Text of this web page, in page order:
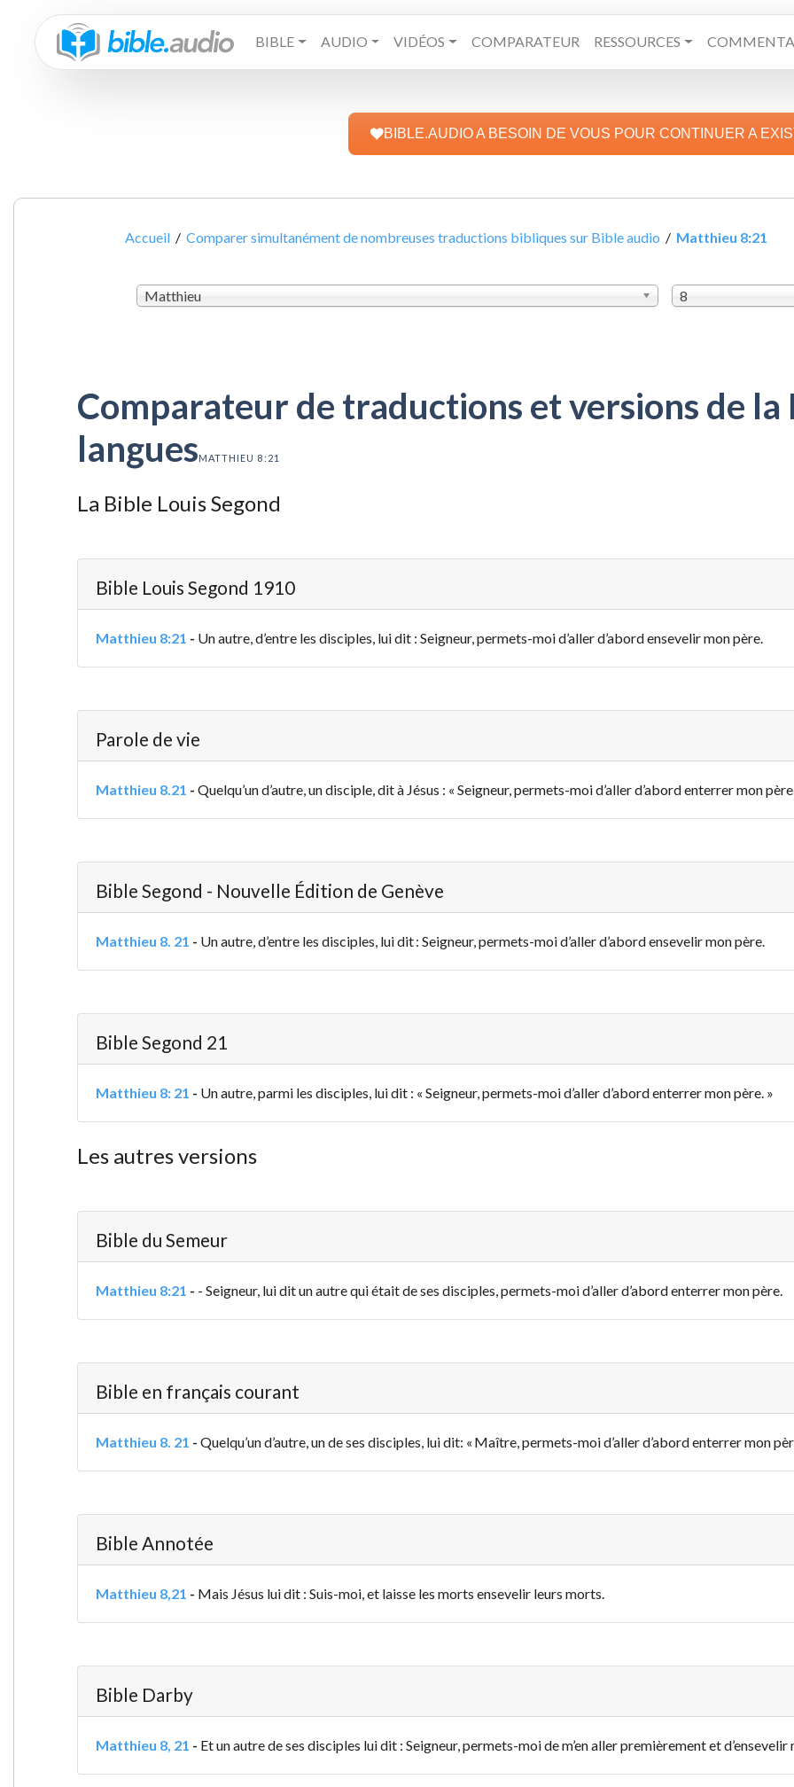
BIBLE AUDIO VIDÉOS COMPARATEUR RESSOURCES
BIBLE.AUDIO A BESOIN DE VOUS POUR CONTINUER A
Accueil /Comparer simultanément de nombreuses traductions bibliques sur Bible audio / Matthieu 8:21
Matthieu 8
Comparateur de traductions et versions de la
languesMATTHIEU 8:21
La Bible Louis Segond
Bible Louis Segond 1910
Matthieu 8:21 - Un autre, d’entre les disciples, lui dit : Seigneur, permets-moi d’aller d’abord ensevelir mon père.
Parole de vie
Matthieu 8.21 - Quelqu’un d’autre, un disciple, dit à Jésus : « Seigneur, permets-moi d’aller d’abord enterrer mon
Bible Segond - Nouvelle Édition de Genève
Matthieu 8. 21 - Un autre, d’entre les disciples, lui dit : Seigneur, permets-moi d’aller d’abord ensevelir mon père.
Bible Segond 21
Matthieu 8: 21 - Un autre, parmi les disciples, lui dit : « Seigneur, permets-moi d’aller d’abord enterrer mon père. »
Les autres versions
Bible du Semeur
Matthieu 8:21 - - Seigneur, lui dit un autre qui était de ses disciples, permets-moi d’aller d’abord enterrer mon père.
Bible en français courant
Matthieu 8. 21 - Quelqu’un d’autre, un de ses disciples, lui dit: « Maître, permets-moi d’aller d’abord enterrer mon
Bible Annotée
Matthieu 8,21 - Mais Jésus lui dit : Suis-moi, et laisse les morts ensevelir leurs morts.
Bible Darby
Matthieu 8, 21 - Et un autre de ses disciples lui dit : Seigneur, permets-moi de m’en aller premièrement et d’ensevelir